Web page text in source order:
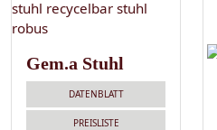
Gem.a Stuhl
DATENBLATT
PREISLISTE